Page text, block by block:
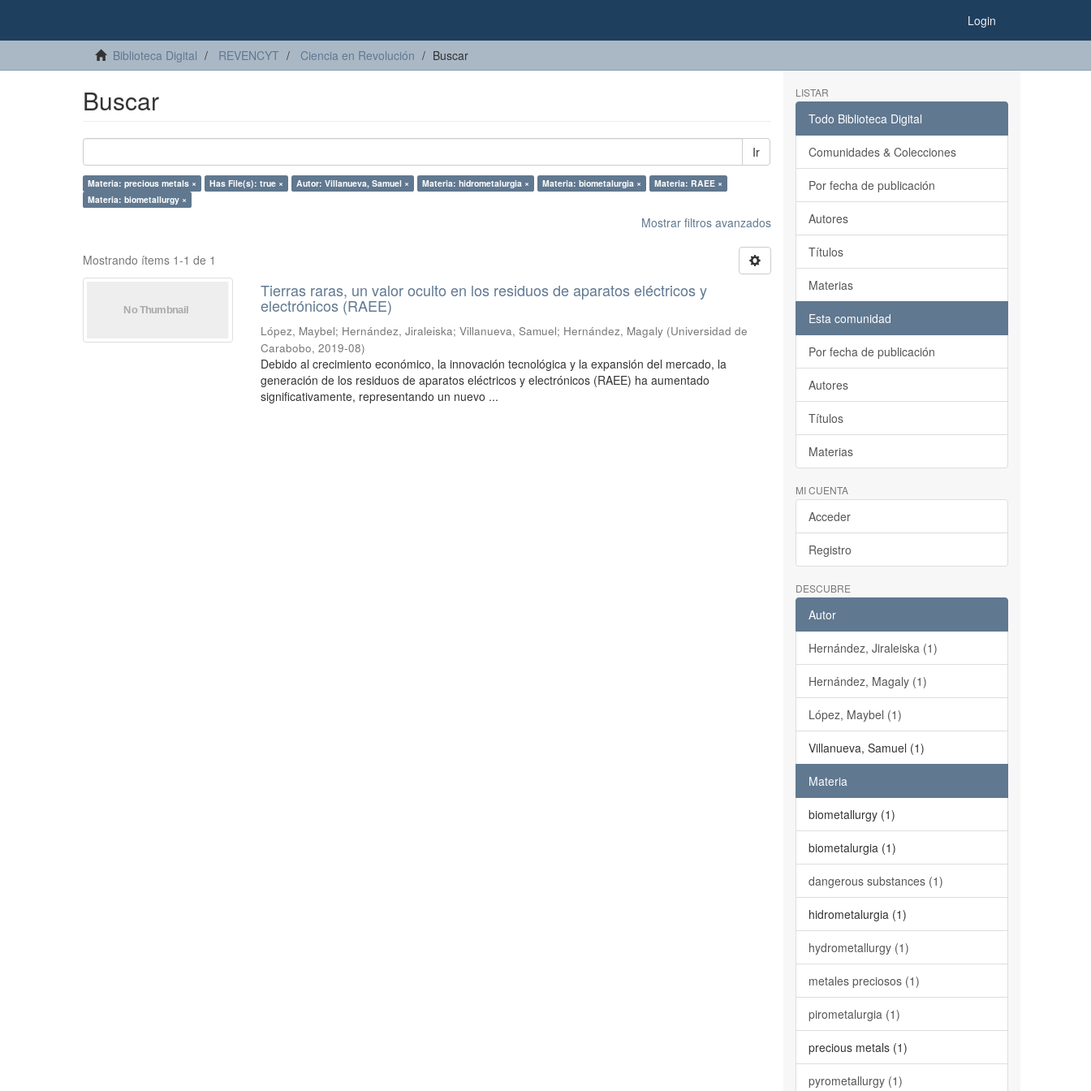
Login
Biblioteca Digital REVENCYT Ciencia en Revolución Buscar
Buscar
Ir
Materia: precious metals × Has File(s): true × Autor: Villanueva, Samuel × Materia: hidrometalurgia × Materia: biometalurgia ×
Materia: RAEE ×
Materia: biometallurgy ×
Mostrar filtros avanzados
Mostrando ítems 1-1 de 1
Tierras raras, un valor oculto en los residuos de aparatos eléctricos y
electrónicos (RAEE)
López, Maybel; Hernández, Jiraleiska;Villanueva, Samuel; Hernández, Magaly (Universidad de
Carabobo,2019-08)
Debido al crecimiento económico, la innovación tecnológica y la expansión del mercado, la
generación de los residuos de aparatos eléctricos y electrónicos (RAEE) ha aumentado
significativamente, representando un nuevo ...
LISTAR
Todo Biblioteca Digital
Comunidades & Colecciones
Por fecha de publicación
Autores
Títulos
Materias
Esta comunidad
Por fecha de publicación
Autores
Títulos
Materias
MI CUENTA
Acceder
Registro
DESCUBRE
Autor
Hernández, Jiraleiska (1)
Hernández, Magaly (1)
López, Maybel (1)
Villanueva, Samuel (1)
Materia
biometallurgy (1)
biometalurgia (1)
dangerous substances (1)
hidrometalurgia (1)
hydrometallurgy (1)
metales preciosos (1)
pirometalurgia (1)
precious metals (1)
pyrometallurgy (1)